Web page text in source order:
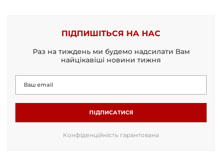
ПІДПИШІТЬСЯ НА НАС
Раз на тиждень ми будемо надсилати Вам
найцікавіші новини тижня
ПІДПИСАТИСЯ
Конфіденційність гарантована